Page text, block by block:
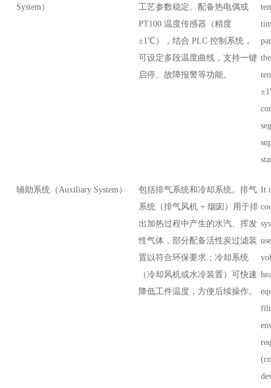
System）
工艺参数稳定。配备热电偶或
PT100 温度传感器（精度
±1℃），结合 PLC 控制系统，
可设定多段温度曲线，支持一键
启停、故障报警等功能。
辅助系统（Auxiliary System）
包括排气系统和冷却系统。排气
系统（排气风机 + 烟囱）用于排
出加热过程中产生的水汽、挥发
性气体，部分配备活性炭过滤装
置以符合环保要求；冷却系统
（冷却风机或水冷装置）可快速
降低工件温度，方便后续操作。
It